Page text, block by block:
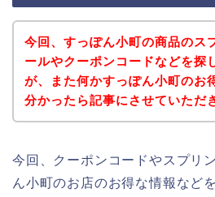
今回、すっぽん小町の商品のス
ールやクーポンコードなどを探
が、また何かすっぽん小町のお
分かったら記事にさせていただ
今回、クーポンコードやスプリ
ん小町のお店のお得な情報など